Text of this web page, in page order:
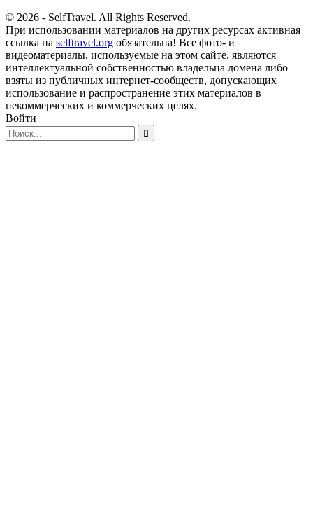
© 2026 - SelfTravel. All Rights Reserved.
При использовании материалов на других ресурсах активная
ссылка на selftravel.org обязательна! Все фото- и
видеоматериалы, используемые на этом сайте, являются
интеллектуальной собственностью владельца домена либо
взяты из публичных интернет-сообществ, допускающих
использование и распространение этих материалов в
некоммерческих и коммерческих целях.
Войти